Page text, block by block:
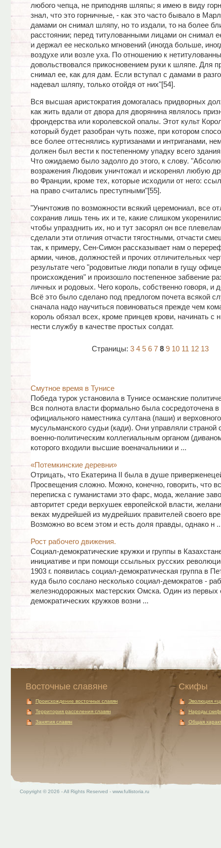
любого чепца, не приподняв шляпы; я имею в виду
знал, что это горничные, - как это часто бывало в
дамами он снимал шляпу, но то издали, то на более
расстоянии; перед титулованными лицами он снимал
и держал ее несколько мгновений (иногда больше,
воздухе или возле уха. По отношению к
довольствовался прикосновением руки к шляпе. Для
снимал ее, как для дам. Если вступал с дамами в
надевал шляпу, только отойдя от них"[54].
Вся высшая аристократия домогалась придворных
как жить вдали от двора для дворянина являлось
фрондерства или королевской опалы. Этот культ
который будет разобран чуть позже, при котором
все более оттеснялись куртизанами и интриганами,
должен был вести к постепенному упадку всего
Что ожидаемо было задолго до этого, к слову.
возражения Людовик уничтожал и искоренял любую
во Франции, кроме тех, которые исходили от него:
на право считались преступными"[55].
"Уничтожив по возможности всякий церемониал, все
сохранив лишь тень их и те, какие слишком
чтобы упразднить их, но и тут засорял он все
сделали эти отличия отчасти тягостными, отчасти
так, к примеру, Сен-Симон рассказывает нам о
армии, чинов, должностей и прочих отличительных
результате чего "родовитые люди попали в гущу
происхождения" и произошло постепенное забвение
личных и родовых. Чего король, собственно говоря, и
Всё это было сделано под предлогом почета всякой
сначала надо научиться повиноваться прежде чем
король обязал всех, кроме принцев крови, начинать с
нести службу в качестве простых солдат.
Страницы: 3 4 5 6 7 8 9 10 11 12 13
Смутное время в Тунисе
Победа турок установила в Тунисе османские
Вся полнота власти формально была сосредоточена в
официального наместника султана (паши) и верховного
мусульманского судьи (кади). Они управляли страной
военно-политическим коллегиальным органом
которого входили высшие военачальники и ...
«Потемкинские деревни»
Отрицать, что Екатерина II была в душе
Просвещения сложно. Можно, конечно, говорить, что
переписка с гуманистами это фарс, мода, желание
авторитет среди верхушек европейской власти,
веках мудрейшей из мудрейших правителей своего
Возможно во всем этом и есть доля правды, однако н
Рост рабочего движения.
Социал-демократические круж­ки и группы в
инициативе и при помощи ссыльных русских
1903 г. появилась социал-демократическая группа в
куда было сослано несколько социал-демократов -
железнодорож­ных мастерских Омска. Один из первых
демократических кружков возни ...
Восточные славяне
Происхождение восточных славян
Территория расселения славян
Занятия славян
Скифы
Эволюция
Народы
Общая
Copyright © 2026 - All Rights Reserved - www.fullistoria.ru